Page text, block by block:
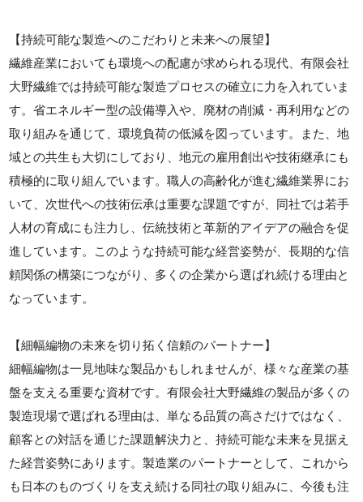
【持続可能な製造へのこだわりと未来への展望】
繊維産業においても環境への配慮が求められる現代、有限会社
大野繊維では持続可能な製造プロセスの確立に力を入れていま
す。省エネルギー型の設備導入や、廃材の削減・再利用などの
取り組みを通じて、環境負荷の低減を図っています。また、地
域との共生も大切にしており、地元の雇用創出や技術継承にも
積極的に取り組んでいます。職人の高齢化が進む繊維業界にお
いて、次世代への技術伝承は重要な課題ですが、同社では若手
人材の育成にも注力し、伝統技術と革新的アイデアの融合を促
進しています。このような持続可能な経営姿勢が、長期的な信
頼関係の構築につながり、多くの企業から選ばれ続ける理由と
なっています。
【細幅編物の未来を切り拓く信頼のパートナー】
細幅編物は一見地味な製品かもしれませんが、様々な産業の基
盤を支える重要な資材です。有限会社大野繊維の製品が多くの
製造現場で選ばれる理由は、単なる品質の高さだけではなく、
顧客との対話を通じた課題解決力と、持続可能な未来を見据え
た経営姿勢にあります。製造業のパートナーとして、これから
も日本のものづくりを支え続ける同社の取り組みに、今後も注